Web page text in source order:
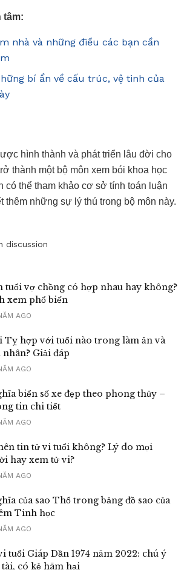
tâm:
nhà và những điều các bạn cần
bí ẩn về cấu trúc, vệ tinh của
hình thành và phát triển lâu đời cho
thành một bộ môn xem bói khoa học
có thể tham khảo cơ sở tính toán luận
thêm những sự lý thú trong bộ môn này.
discussion
tuổi vợ chồng có hợp nhau hay không?
xem phổ biến
AGO
Tỵ hợp với tuổi nào trong làm ăn và
Giải đáp
AGO
biển số xe đẹp theo phong thủy –
tin chi tiết
AGO
tin tử vi tuổi không? Lý do mọi
hay xem tử vi?
AGO
của sao Thổ trong bảng đồ sao của
Tinh học
AGO
tuổi Giáp Dần 1974 năm 2022: chú ý
có kẻ hãm hại